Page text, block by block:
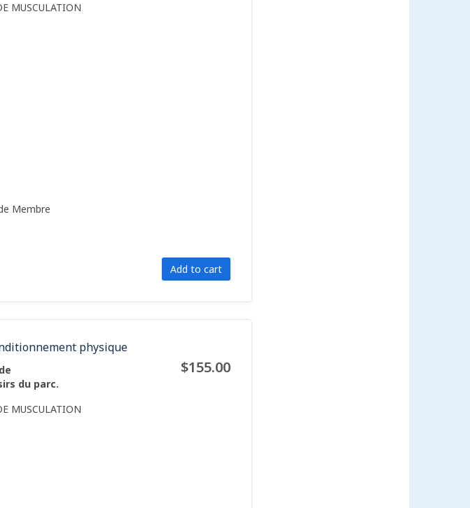
MUSCULATION
Membre
Add to cart
physique
du parc.
MUSCULATION
$155.00